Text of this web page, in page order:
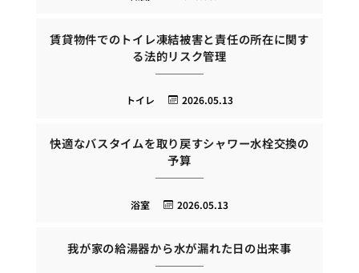
賃貸物件でのトイレ凍結被害と責任の所在に関す
る法的リスク管理
2026.05.13
トイレ
快適なバスタイムを取り戻すシャワー水栓交換の
予算
2026.05.13
浴室
我が家の給湯器から水が漏れた日の出来事